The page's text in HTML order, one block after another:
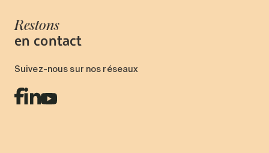
Restons
en contact
Suivez-nous sur nos réseaux